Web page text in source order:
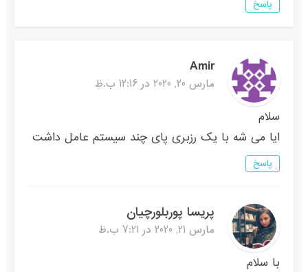
پاسخ
Amir
مارس 20, 2020 در 12:16 ب.ظ
سلام
ایا می شه با یک رزبری پای چند سیستم عامل داشت
پاسخ
پریسا پوربلورچیان
مارس 21, 2020 در 7:21 ب.ظ
با سلام